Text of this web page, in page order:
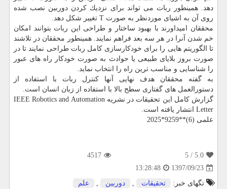
دهد. همینطور ربات می تواند برای نزدیك كردن دوربین نصب شده
روی آن به اشیای موردنظر به صورت T تغییر شكل دهد.
محققان امیداورند با بهبود ساختار و طراحی این ربات بتوانند امكان
خم شدن آنرا در هر سه بعد فراهم نمایند. همینطور محققان در تلاشند
تا الگوریتم هایی را برای خودكارسازی كامل ربات طراحی نمایند تا در
صورت بروز بلایای طبیعی یا حوادث به صورت خودكار راه های عبور
را شناسایی و مناسب ترین راه را انتخاب نماید.
به گفته محققان هدف نهایی آنها كنترل ربات با استفاده از
دستورالعمل های گفتاری سطح بالا با استفاده از زبان انسان است.
گزارش كامل این تحقیقات در نشریه IEEE Robotics and Automation
Letter انتشار یافته است.
علمی (6)**9259*2025
5.0
/ 5
4517
1397/09/23
13:28:48
تگهای خبر:
تحقیقات , دوربین , علم